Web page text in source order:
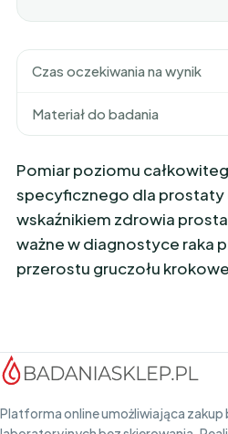
Czas oczekiwania na wynik
Materiał do badania
Pomiar poziomu
specyficznego dla prostaty
wskaźnikiem zdrowia
ważne w diagnostyce raka
przerostu gruczołu
Platforma online umożliwiająca zakup